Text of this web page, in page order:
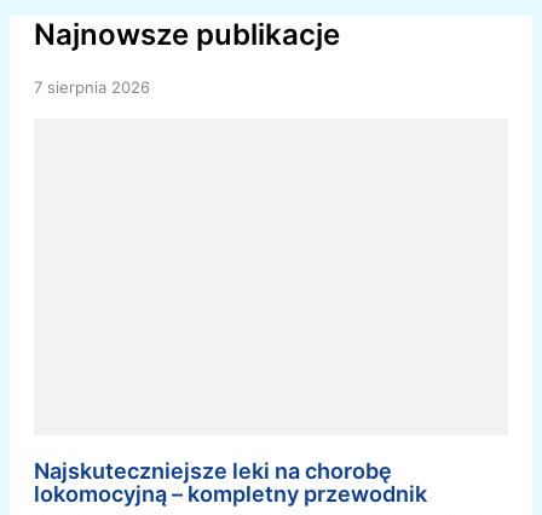
Najnowsze publikacje
7 sierpnia 2026
Najskuteczniejsze leki na chorobę
lokomocyjną – kompletny przewodnik